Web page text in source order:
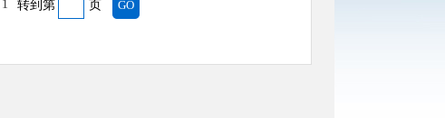
1 转到第 页